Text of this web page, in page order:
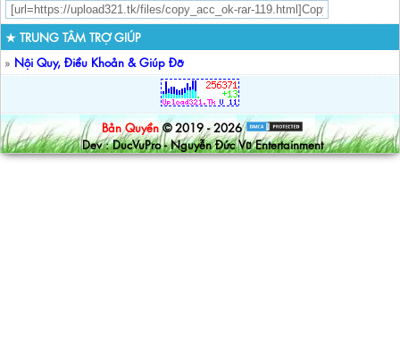
★ TRUNG TÂM TRỢ GIÚP
» Nội Quy, Điều Khoản & Giúp Đỡ
Bản Quyền © 2019 - 2026
Dev : DucVuPro - Nguyễn Đức Vũ Entertainment